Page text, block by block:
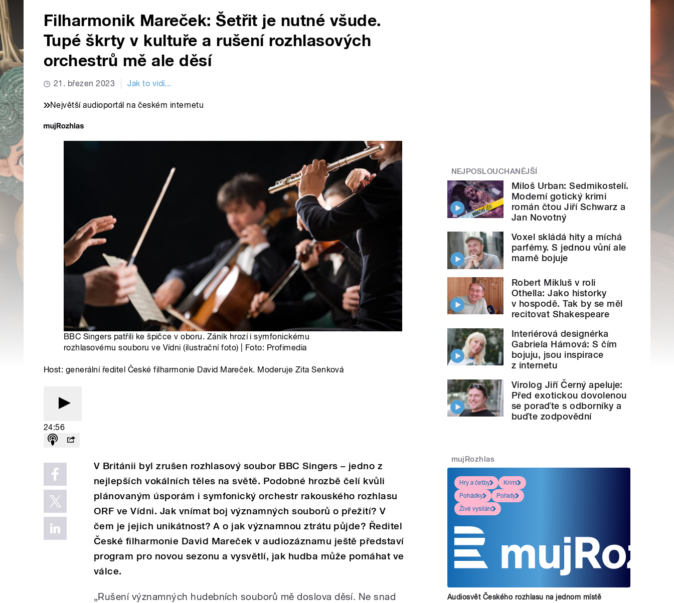
Filharmonik Mareček: Šetřit je nutné všude.
Tupé škrty v kultuře a rušení rozhlasových
orchestrů mě ale děsí
21. březen 2023 Jak to vidí...
Největší audioportál na českém internetu
BBC Singers patřili ke špičce v oboru. Zánik hrozí i symfonickému
rozhlasovému souboru ve Vídni (ilustrační foto) | Foto: Profimedia
Host: generální ředitel České filharmonie David Mareček. Moderuje Zita Senková
24:56
V Británii byl zrušen rozhlasový soubor BBC Singers – jedno z
nejlepších vokálních těles na světě. Podobné hrozbě čelí kvůli
plánovaným úsporám i symfonický orchestr rakouského rozhlasu
ORF ve Vídni. Jak vnímat boj významných souborů o přežití? V
čem je jejich unikátnost? A o jak významnou ztrátu půjde? Ředitel
České filharmonie David Mareček v audiozáznamu ještě představí
program pro novou sezonu a vysvětlí, jak hudba může pomáhat ve
válce.
„Rušení významných hudebních souborů mě doslova děsí. Ne snad
NEJPOSLOUCHANĚJŠÍ
Miloš Urban: Sedmikostelí.
Moderní gotický krimi
román čtou Jiří Schwarz a
Jan Novotný
Voxel skládá hity a míchá
parfémy. S jednou vůní ale
marně bojuje
Robert Mikluš v roli
Othella: Jako historky
v hospodě. Tak by se měl
recitovat Shakespeare
Interiérová designérka
Gabriela Hámová: S čím
bojuju, jsou inspirace
z internetu
Virolog Jiří Černý apeluje:
Před exotickou dovolenou
se poraďte s odborníky a
buďte zodpovědní
mujRozhlas
Hry a četby
Krimi
Pohádky
Pořady
Živé vysílání
Audiosvět Českého rozhlasu na jednom místě